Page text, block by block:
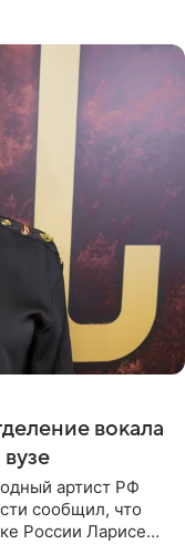
вокала
артист РФ
сообщил, что
России Ларисе